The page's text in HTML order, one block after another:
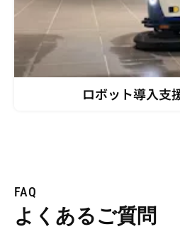
ロボット導入支
FAQ
よくあるご質問